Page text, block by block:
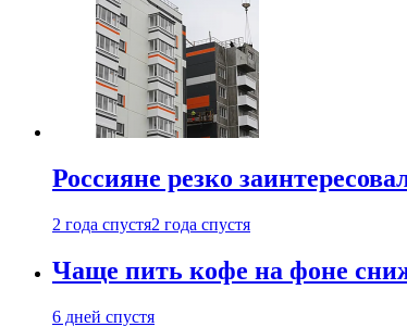
Россияне резко
2 года спустя2 года спустя
Чаще пить кофе на фоне
6 дней спустя